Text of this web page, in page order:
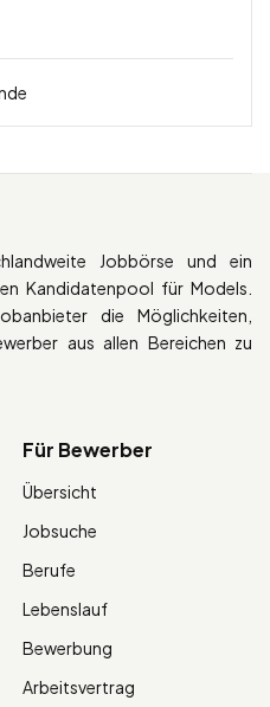
Jobbörse und ein
Kandidatenpool für Models.
die Möglichkeiten,
aus allen Bereichen zu
Für Bewerber
Übersicht
Jobsuche
Berufe
Lebenslauf
Bewerbung
Arbeitsvertrag